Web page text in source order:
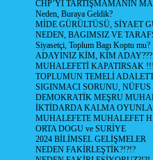
CHP’Yİ TARTIŞMAMANIN
Neden, Buraya Geldik?
MİDE GÜRÜLTÜSÜ, SİYAET
NEDEN, BAGIMSIZ VE
Siyasetçi, Toplum Bagı Koptu mu?
ADAYINIZ KİM, KİM ADAY???
MUHALEFETİ KAPATIRSAK
TOPLUMUN TEMELİ
SIGINMACI SORUNU,
DEMOKRATİK MEŞRU
İKTİDARDA KALMA
MUHALEFETE MUHALEFET
ORTA DOGU ve SURİYE
2024 BİLİMSEL GELİŞMELER
NEDEN FAKİRLEŞTİK?!?!?